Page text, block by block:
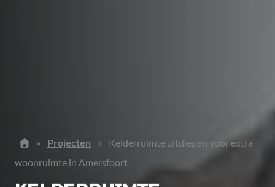
» Projecten »
Kelderruimte uitdiepen voor extra
woonruimte in Amersfoort